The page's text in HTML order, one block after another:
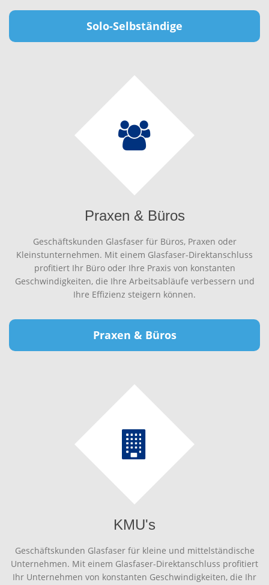
Solo-Selbständige
Praxen & Büros
Geschäftskunden Glasfaser für Büros, Praxen oder
Kleinstunternehmen. Mit einem Glasfaser-Direktanschluss
profitiert Ihr Büro oder Ihre Praxis von konstanten
Geschwindigkeiten, die Ihre Arbeitsabläufe verbessern und
Ihre Effizienz steigern können.
Praxen & Büros
KMU's
Geschäftskunden Glasfaser für kleine und mittelständische
Unternehmen. Mit einem Glasfaser-Direktanschluss profitiert
Ihr Unternehmen von konstanten Geschwindigkeiten, die Ihr